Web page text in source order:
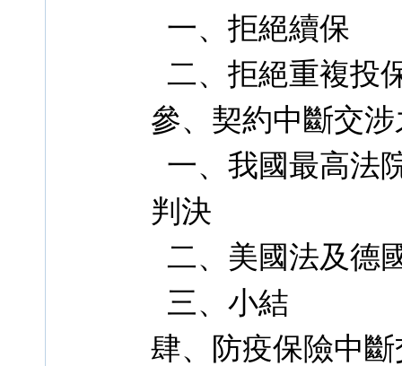
一、拒絕續保
二、拒絕重複投
參、契約中斷交
一、我國最高法
判決
二、美國法及德
三、小結
肆、防疫保險中